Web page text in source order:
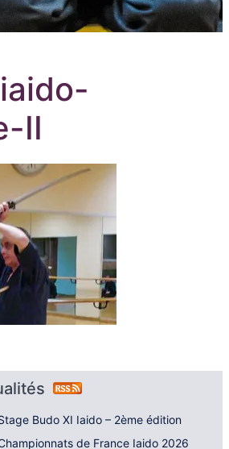
II
Budo XI Iaido – 2ème édition
de France Iaido 2026